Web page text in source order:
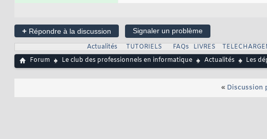
+ Répondre à la discussion
Signaler un problème
Actualités
TUTORIELS FAQs LIVRES
Forum
Le club des professionnels en informatique Actualités Les
« Discussion